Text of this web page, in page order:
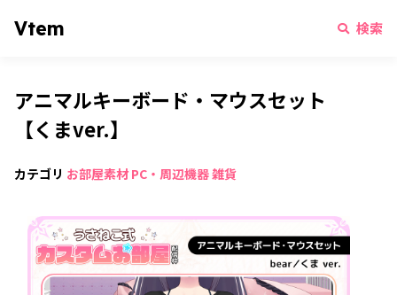
Vtem 検索
アニマルキーボード・マウスセット
【くまver.】
カテゴリ お部屋素材PC・周辺機器雑貨